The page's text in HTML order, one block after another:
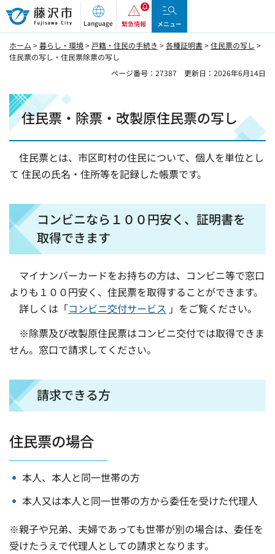
藤沢市
Language 緊急情報 メニュー
ホーム >暮らし・環境> 戸籍・住民の手続き >各種証明書>住民票の写し >
住民票の写し・住民票除票の写し
ページ番号：27387
更新日：2026年6月14日
住民票・除票・改製原住民票の写し
住民票とは、市区町村の住民について、個人を単位とし
て 住民の氏名・住所等を記録した帳票です。
コンビニなら１００円安く、証明書を
取得できます
マイナンバーカードをお持ちの方は、コンビニ等で窓口
よりも１００円安く、住民票を取得することができます。
詳しくは「コンビニ交付サービス 」をご覧ください。
※除票及び改製原住民票はコンビニ交付では取得できま
せん。窓口で請求してください。
請求できる方
住民票の場合
本人、本人と同一世帯の方
本人又は本人と同一世帯の方から委任を受けた代理人
※親子や兄弟、夫婦であっても世帯が別の場合は、委任を
受けたうえで代理人としての請求となります。